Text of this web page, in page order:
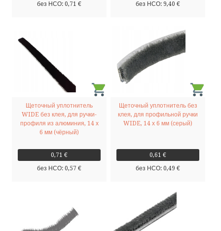
без НСО: 0,71 €
без НСО: 9,40 €
Щеточный уплотнитель
WIDE без клея, для ручки-
профиля из алюминия, 14 х
6 мм (чёрный)
0,71 €
без НСО: 0,57 €
Щеточный уплотнитель без
клея, для профильной ручки
WIDE, 14 х 6 мм (серый)
0,61 €
без НСО: 0,49 €